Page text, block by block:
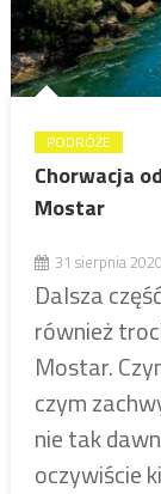
PODRÓŻE
Chorwacja
Mostar
31 sierpnia 2020
Dalsza
również
Mostar.
czym
nie tak
oczywiście